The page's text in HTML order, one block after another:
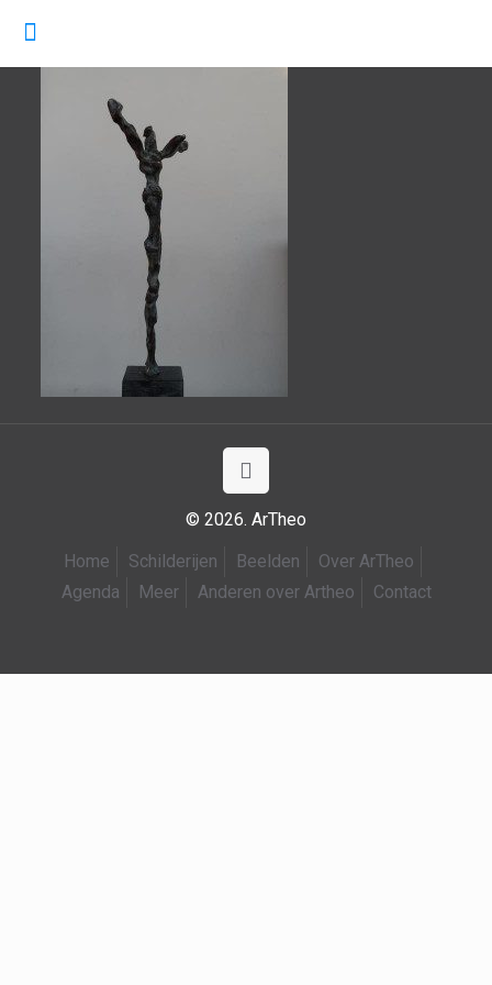
© 2026. ArTheo
Home
Schilderijen Beelden
Over ArTheo
Agenda
Meer Anderen over Artheo Contact